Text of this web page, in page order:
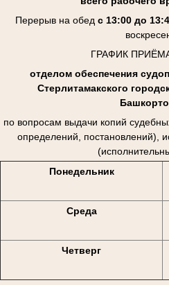
Перерыв на обед с 13:00 до
ГРАФИК
отделом обеспечения
Стерлитамакского
по вопросам выдачи копий
определений, постановлений),
Понедельник
Среда
Четверг